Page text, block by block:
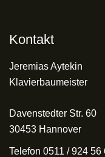
Kontakt
Jeremias Aytekin
Klavierbaumeister
Davenstedter Str. 60
30453 Hannover
Telefon 0511 / 924 56